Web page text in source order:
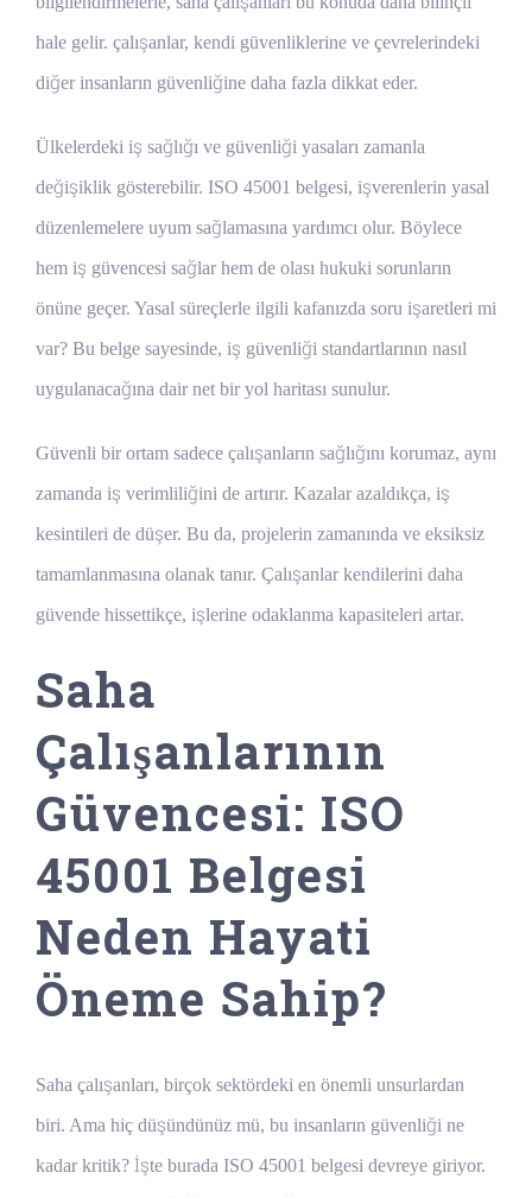
hale gelir. çalışanlar, kendi güvenliklerine ve çevrelerindeki
diğer insanların güvenliğine daha fazla dikkat eder.
Ülkelerdeki iş sağlığı ve güvenliği yasaları zamanla
değişiklik gösterebilir. ISO 45001 belgesi, işverenlerin yasal
düzenlemelere uyum sağlamasına yardımcı olur. Böylece
hem iş güvencesi sağlar hem de olası hukuki sorunların
önüne geçer. Yasal süreçlerle ilgili kafanızda soru işaretleri mi
var? Bu belge sayesinde, iş güvenliği standartlarının nasıl
uygulanacağına dair net bir yol haritası sunulur.
Güvenli bir ortam sadece çalışanların sağlığını korumaz, aynı
zamanda iş verimliliğini de artırır. Kazalar azaldıkça, iş
kesintileri de düşer. Bu da, projelerin zamanında ve eksiksiz
tamamlanmasına olanak tanır. Çalışanlar kendilerini daha
güvende hissettikçe, işlerine odaklanma kapasiteleri artar.
Saha
Çalışanlarının
Güvencesi: ISO
45001 Belgesi
Neden Hayati
Öneme Sahip?
Saha çalışanları, birçok sektördeki en önemli unsurlardan
biri. Ama hiç düşündünüz mü, bu insanların güvenliği ne
kadar kritik? İşte burada ISO 45001 belgesi devreye giriyor.